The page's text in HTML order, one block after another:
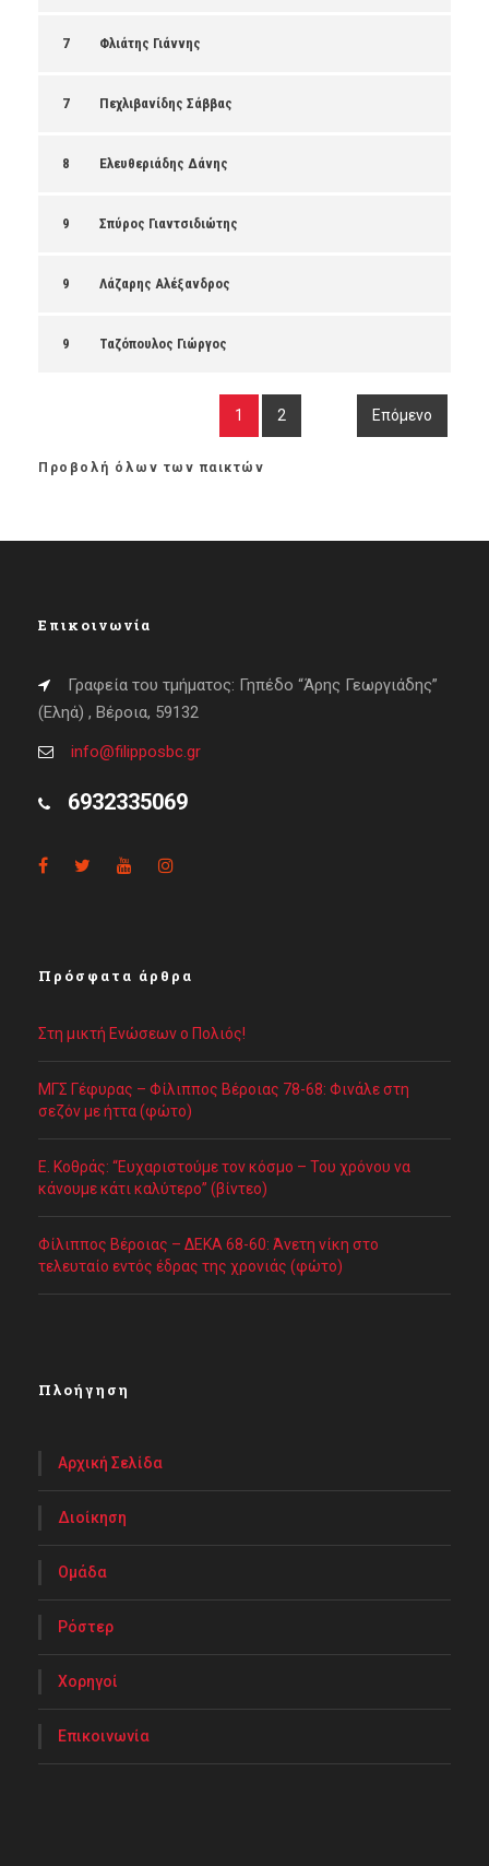
7 Φλιάτης Γιάννης
7 Πεχλιβανίδης Σάββας
8 Ελευθεριάδης Δάνης
9 Σπύρος Γιαντσιδιώτης
9 Λάζαρης Αλέξανδρος
9 Ταζόπουλος Γιώργος
1 2 Επόμενο
Προβολή όλων των παικτών
Επικοινωνία
Γραφεία του τμήματος: Γηπέδο “Άρης Γεωργιάδης”
(Εληά) , Βέροια, 59132
info@filipposbc.gr
6932335069
Πρόσφατα άρθρα
Στη μικτή Ενώσεων ο Πολιός!
ΜΓΣ Γέφυρας – Φίλιππος Βέροιας 78-68: Φινάλε στη
σεζόν με ήττα (φώτο)
Ε. Κοθράς: “Ευχαριστούμε τον κόσμο – Του χρόνου να
κάνουμε κάτι καλύτερο” (βίντεο)
Φίλιππος Βέροιας – ΔΕΚΑ 68-60: Άνετη νίκη στο
τελευταίο εντός έδρας της χρονιάς (φώτο)
Πλοήγηση
Αρχική Σελίδα
Διοίκηση
Ομάδα
Ρόστερ
Χορηγοί
Επικοινωνία